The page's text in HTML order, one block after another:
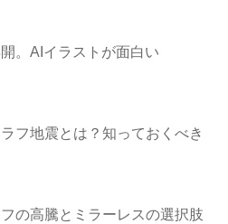
。AIイラストが面白い
フ地震とは？知っておくべき
の高騰とミラーレスの選択肢